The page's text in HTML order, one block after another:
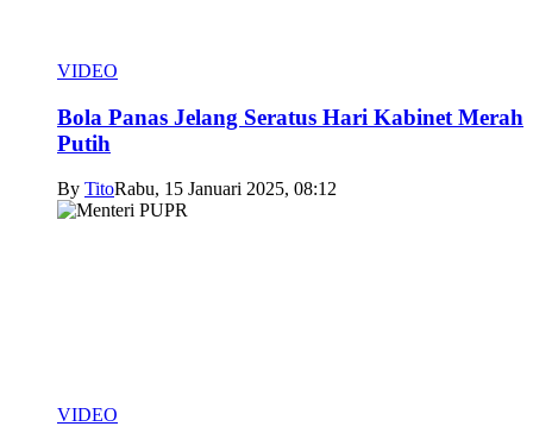
VIDEO
Bola Panas Jelang Seratus Hari Kabinet Merah
Putih
By TitoRabu, 15 Januari 2025, 08:12
VIDEO